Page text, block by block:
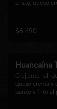
crispy, queso
tostado y
combinación
$6.490
Huancaína
Crujiente roll
queso crema y
panko y frito al